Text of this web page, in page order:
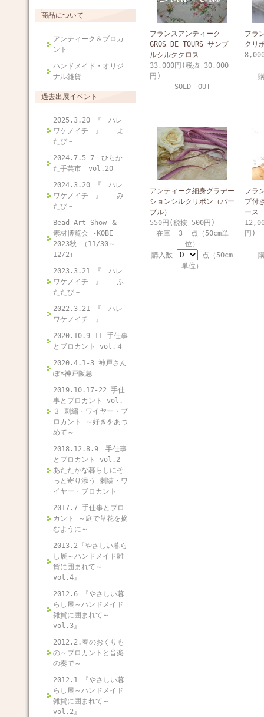
商品について
アンティーク＆ブロカ
ント
ハンドメイド・オリジ
ナル雑貨
過去出展イベント
2025.3.20 『 ハレ
ワケノイチ 』 －よ
たび－
2024.7.5-7 ひらか
た手芸市 vol.20
2024.3.20 『 ハレ
ワケノイチ 』 －み
たび－
Bead Art Show ＆
素材博覧会 -KOBE
2023秋-（11/30～
12/2）
2023.3.21 『 ハレ
ワケノイチ 』 －ふ
たたび－
2022.3.21 『 ハレ
ワケノイチ 』
2020.10.9-11 手仕事
とブロカント vol.４
2020.4.1-3 神戸さん
ぽ×神戸阪急
2019.10.17-22 手仕
事とブロカント vol.
３ 刺繍・ワイヤー・ブ
ロカント ～好きをあつ
めて～
2018.12.8.9 手仕事
とブロカント vol.2
あたたかな暮らしにそ
っと寄り添う 刺繍・ワ
イヤー・ブロカント
2017.7 手仕事とブロ
カント ～庭で草花を摘
むように～
2013.2『やさしい暮ら
し展～ハンドメイド雑
貨に囲まれて～
vol.4』
2012.6 『やさしい暮
らし展～ハンドメイド
雑貨に囲まれて～
vol.3』
2012.2.春のおくりも
の～ブロカントと音楽
の奏で～
2012.1 『やさしい暮
らし展～ハンドメイド
雑貨に囲まれて～
vol.2』
フランスアンティーク
GROS DE TOURS サンプ
ルシルククロス
33,000円(税抜 30,000
円)
SOLD OUT
フラ
クリ
アンティーク細身グラデー
ションシルクリボン（パー
プル）
550円(税抜 500円)
在庫 3 点（50cm単
位）
購入数
点（50cm
単位）
フラ
プ付
ース
円)